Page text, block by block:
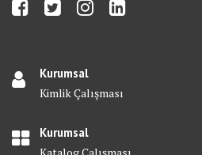
Kurumsal
Kimlik Çalışması
Kurumsal
Katalog Çalışması